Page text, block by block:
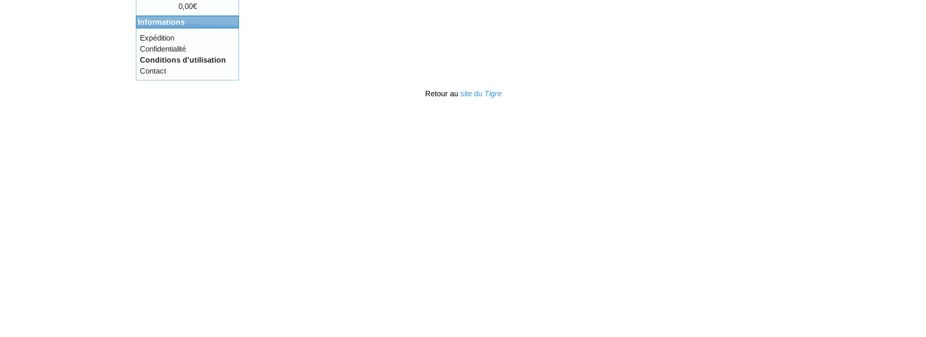
0,00€
Informations
Expédition
Confidentialité
Conditions d'utilisation
Contact
Retour au site du Tigre